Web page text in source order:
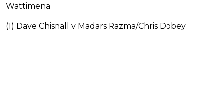
Wattimena
(1) Dave Chisnall v Madars Razma/Chris Dobey